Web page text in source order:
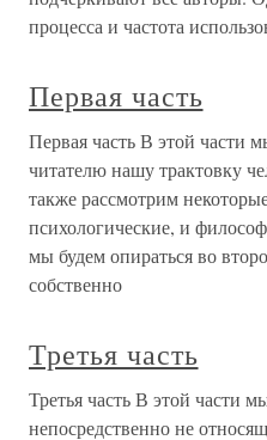
процесса и частота
Первая часть
Первая часть В этой части
читателю нашу трактовку
также рассмотрим
психологические, и
мы будем опираться во
собственно
Третья часть
Третья часть В этой части
непосредственно не